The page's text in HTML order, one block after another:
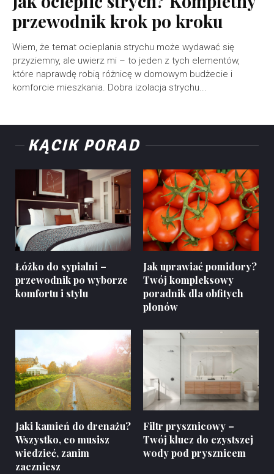
przewodnik krok po kroku
Wiem, że temat ocieplania strychu może wydawać się
przyziemny, ale uwierz mi – to jeden z tych elementów,
które naprawdę robią różnicę w domowym budżecie i
komforcie mieszkania. Dobra izolacja strychu...
KĄCIK PORAD
Łóżko do sypialni –
przewodnik po wyborze
komfortu i stylu
Jak uprawiać pomidory?
Twój kompleksowy
poradnik dla obfitych
plonów
Jaki kamień do drenażu?
Wszystko, co musisz
wiedzieć, zanim
zaczniesz
Filtr prysznicowy –
Twój klucz do czystszej
wody pod prysznicem